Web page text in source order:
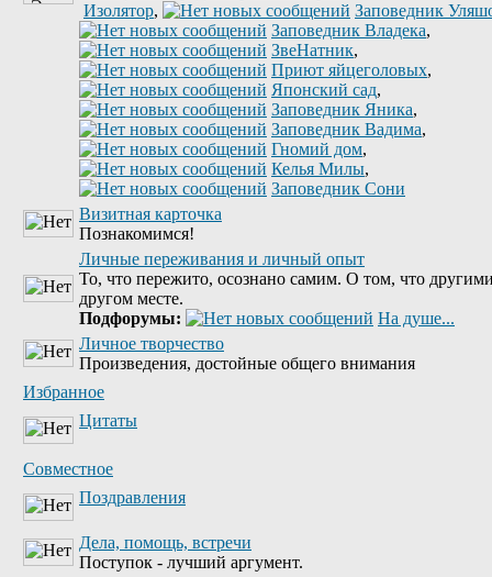
Изолятор,
Заповедник
Заповедник Владека,
ЗвеНатник,
Приют яйцеголовых,
Японский сад,
Заповедник Яника,
Заповедник Вадима,
Гномий дом,
Келья Милы,
Заповедник Сони
Визитная карточка
Познакомимся!
Личные переживания и личный опыт
То, что пережито, осознано самим. О том, что
другом месте.
Подфорумы:
На душе...
Личное творчество
Произведения, достойные общего внимания
Избранное
Цитаты
Совместное
Поздравления
Дела, помощь, встречи
Поступок - лучший аргумент.